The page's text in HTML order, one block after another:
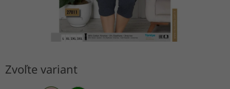
Zvoľte variant